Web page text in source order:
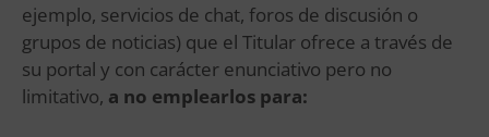
ejemplo, servicios de chat, foros de discusión o
grupos de noticias) que el Titular ofrece a través de
su portal y con carácter enunciativo pero no
limitativo, a no emplearlos para: